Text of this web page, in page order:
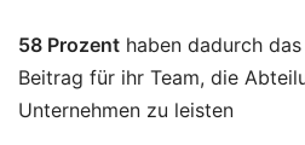
58 Prozent haben dadurch
Beitrag für ihr Team, die
Unternehmen zu leisten